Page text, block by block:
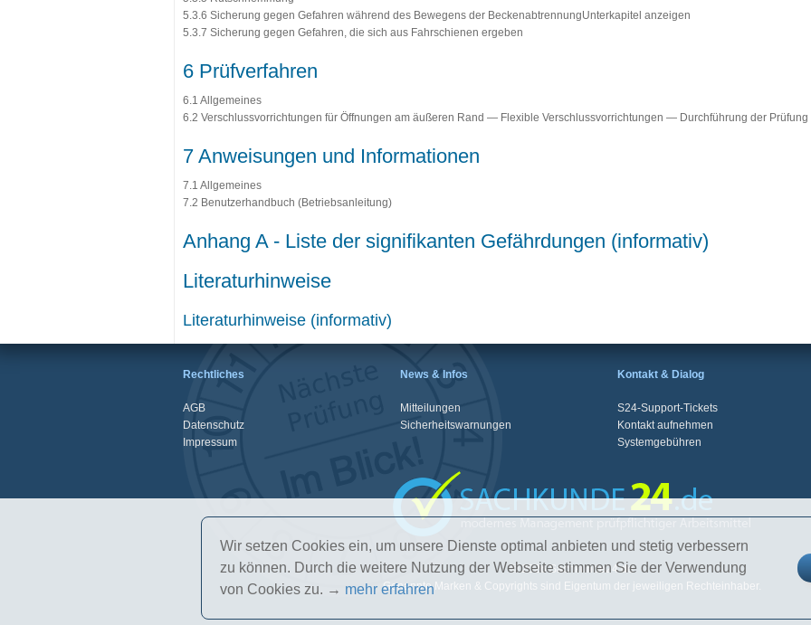
5.3.6 Sicherung gegen Gefahren während des Bewegens der BeckenabtrennungUnterkapitel anzeigen
5.3.7 Sicherung gegen Gefahren, die sich aus Fahrschienen ergeben
6 Prüfverfahren
6.1 Allgemeines
6.2 Verschlussvorrichtungen für Öffnungen am äußeren Rand — Flexible Verschlussvorrichtungen — Durchführung der Prüfung
7 Anweisungen und Informationen
7.1 Allgemeines
7.2 Benutzerhandbuch (Betriebsanleitung)
Anhang A - Liste der signifikanten Gefährdungen (informativ)
Literaturhinweise
Literaturhinweise (informativ)
Rechtliches
AGB
Datenschutz
Impressum
News & Infos
Mitteilungen
Sicherheitswarnungen
Kontakt & Dialog
S24-Support-Tickets
Kontakt aufnehmen
Systemgebühren
© 2026 Sachkunde24.de
Genannte Marken & Copyrights sind Eigentum der jeweiligen Rechteinhaber.
Wir setzen Cookies ein, um unsere Dienste optimal anbieten und stetig verbessern
zu können. Durch die weitere Nutzung der Webseite stimmen Sie der Verwendung
von Cookies zu. → mehr erfahren